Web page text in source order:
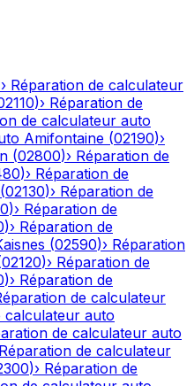
› Réparation de calculateur
)› Réparation de
de calculateur auto
Amifontaine (02190)›
(02800)› Réparation de
)› Réparation de
(02130)› Réparation de
)› Réparation de
)› Réparation de
(02590)› Réparation
02120)› Réparation de
)› Réparation de
de calculateur
calculateur auto
de calculateur auto
Réparation de calculateur
)› Réparation de